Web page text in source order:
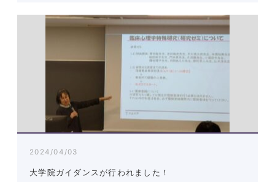
2024/04/03
大学院ガイダンスが行われました！